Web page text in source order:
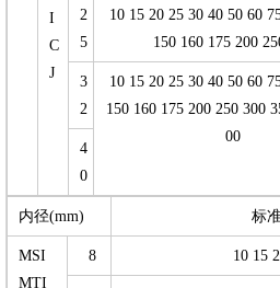
I
C
J
2
5
10 15 20 25 30 40 50 60
150 160 175 200
3
2
10 15 20 25 30 40 50 60
150 160 175 200 250 300
00
4
0
内径(mm) 标
MSI
MTI
8 10 15